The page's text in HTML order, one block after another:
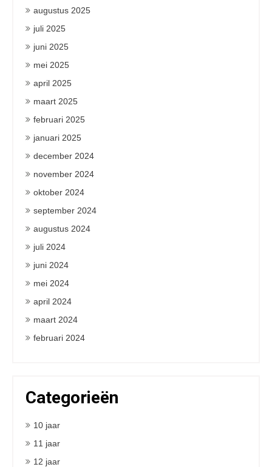
augustus 2025
juli 2025
juni 2025
mei 2025
april 2025
maart 2025
februari 2025
januari 2025
december 2024
november 2024
oktober 2024
september 2024
augustus 2024
juli 2024
juni 2024
mei 2024
april 2024
maart 2024
februari 2024
Categorieën
10 jaar
11 jaar
12 jaar